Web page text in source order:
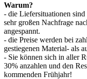
Warum?
- die Liefersituationen
sehr großen Nachfrage
angespannt.
- die Preise werden bei
gestiegenen Material- als
- Sie können sich in aller
30% anzahlen und den
kommenden Frühjahr!